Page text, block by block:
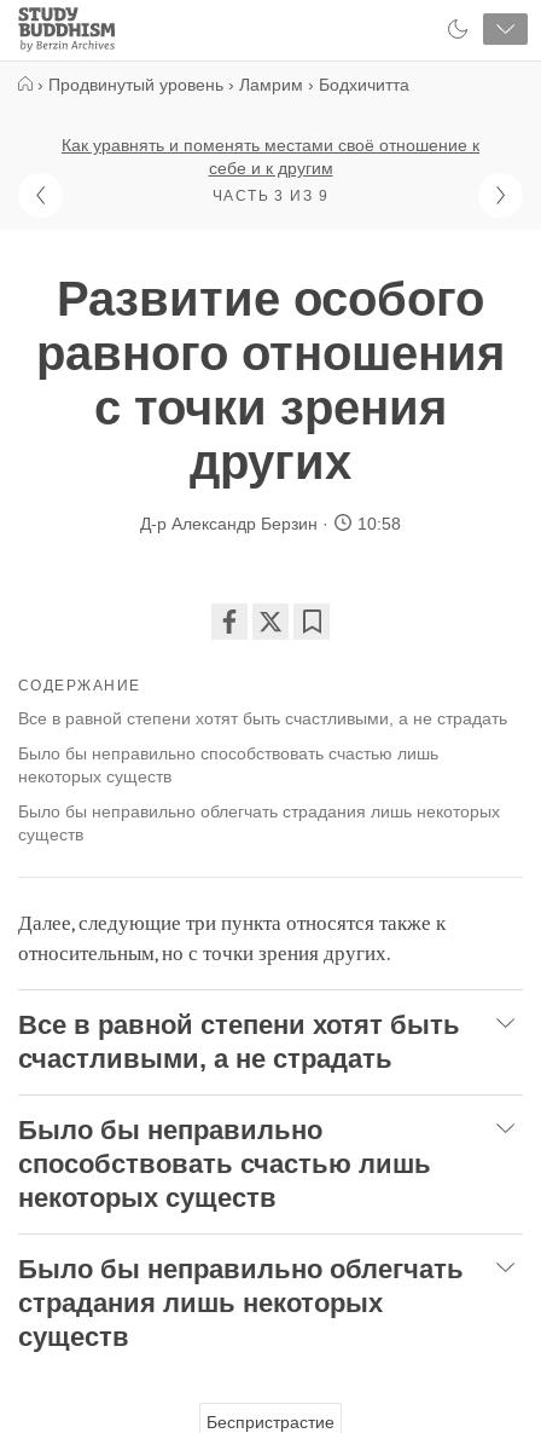
Close
Study
Buddhism
› Продвинутый уровень › Ламрим › Бодхичитта
Как уравнять и поменять местами своё отношение к
себе и к другим
ЧАСТЬ 3 ИЗ 9
Развитие особого
равного отношения
с точки зрения
других
Д-р Александр Берзин 10:58
facebook
СОДЕРЖАНИЕ
Все в равной степени хотят быть счастливыми, а не страдать
Было бы неправильно способствовать счастью лишь
некоторых существ
Было бы неправильно облегчать страдания лишь некоторых
существ
Далее, следующие три пункта относятся также к
относительным, но с точки зрения других.
Все в равной степени хотят быть
счастливыми, а не страдать
Было бы неправильно
способствовать счастью лишь
некоторых существ
Было бы неправильно облегчать
страдания лишь некоторых
существ
Беспристрастие